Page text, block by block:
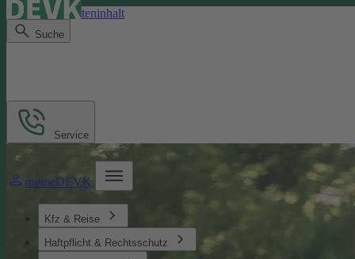
Direkt zum Seiteninhalt
Suche
meineDEVK
Kfz & Reise
Haftpflicht & Rechtsschutz
Service